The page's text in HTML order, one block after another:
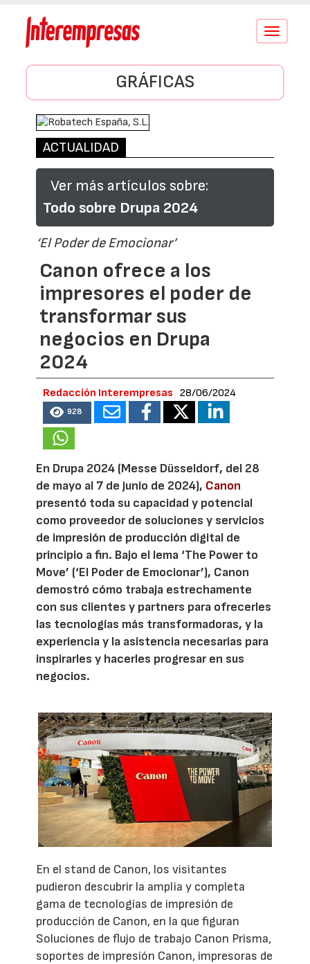
Conmutar
GRÁFICAS
ACTUALIDAD
Ver más artículos sobre:
Todo sobre Drupa 2024
‘El Poder de Emocionar’
Canon ofrece a los
impresores el poder de
transformar sus
negocios en Drupa
2024
Redacción Interempresas 28/06/2024
928
En Drupa 2024 (Messe Düsseldorf, del 28
de mayo al 7 de junio de 2024), Canon
presentó toda su capacidad y potencial
como proveedor de soluciones y servicios
de impresión de producción digital de
principio a fin. Bajo el lema ‘The Power to
Move’ (‘El Poder de Emocionar’), Canon
demostró cómo trabaja estrechamente
con sus clientes y partners para ofrecerles
las tecnologías más transformadoras, y la
experiencia y la asistencia necesarias para
inspirarles y hacerles progresar en sus
negocios.
En el stand de Canon, los visitantes
pudieron descubrir la amplia y completa
gama de tecnologías de impresión de
producción de Canon, en la que figuran
Soluciones de flujo de trabajo Canon Prisma,
soportes de impresión Canon, impresoras de